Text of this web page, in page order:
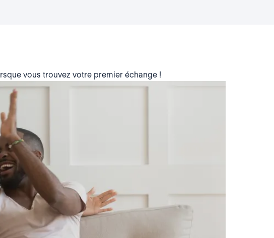
vous trouvez votre premier échange !